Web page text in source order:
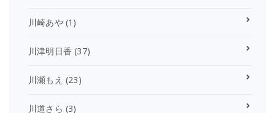
川崎あや(1)
川津明日香 (37)
川瀬もえ (23)
川道さら (3)